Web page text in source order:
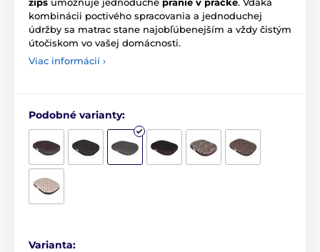
kombinácii poctivého spracovania a jednoduchej
údržby sa matrac stane najobľúbenejším a vždy čistým
útočiskom vo vašej domácnosti.
Viac informácií ›
Podobné varianty:
Varianta: